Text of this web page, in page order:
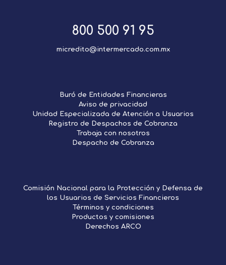
800 500 91 95
micredito@intermercado.com.mx
Buró de Entidades Financieras
Aviso de privacidad
Unidad Especializada de Atención a Usuarios
Registro de Despachos de Cobranza
Trabaja con nosotros
Despacho de Cobranza
Comisión Nacional para la Protección y Defensa de
los Usuarios de Servicios Financieros
Términos y condiciones
Productos y comisiones
Derechos ARCO